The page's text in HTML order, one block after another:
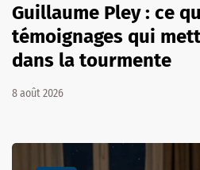
Guillaume Pley : ce
témoignages qui
dans la tourmente
8 août 2026